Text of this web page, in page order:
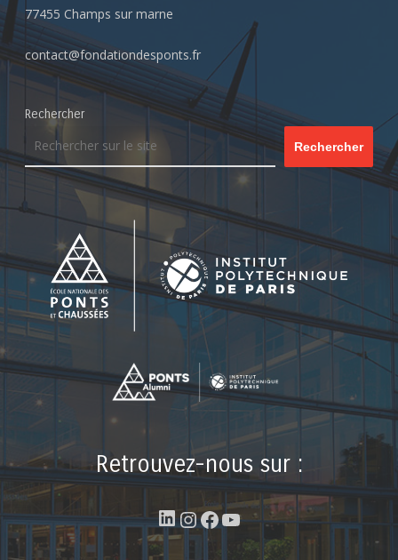
77455 Champs sur marne
contact@fondationdesponts.fr
Rechercher
Rechercher
Retrouvez-nous sur :
LinkedIn
Instagram
Facebook
YouTube